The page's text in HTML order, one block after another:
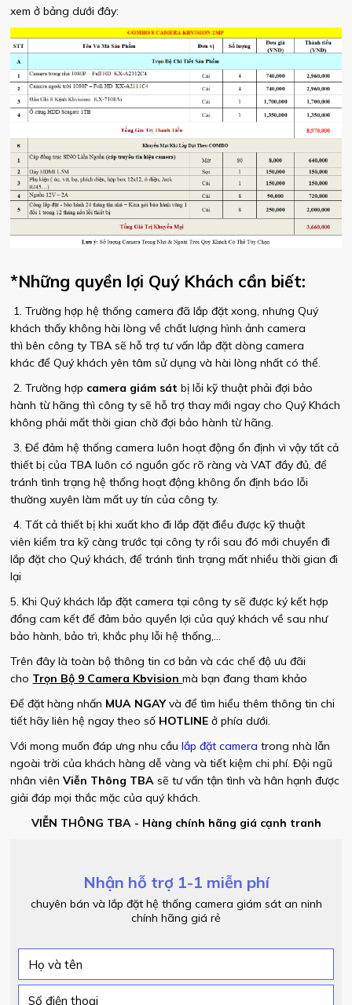
xem ở bảng dưới đây:
*Những quyền lợi Quý Khách cần biết:
1. Trường hợp hệ thống camera đã lắp đặt xong, nhưng Quý
khách thấy không hài lòng về chất lượng hình ảnh camera
thì bên công ty TBA sẽ hỗ trợ tư vấn lắp đặt dòng camera
khác để Quý khách yên tâm sử dụng và hài lòng nhất có thể.
2. Trường hợp camera giám sátbị lỗi kỹ thuật phải đợi bảo
hành từ hãng thì công ty sẽ hỗ trợ thay mới ngay cho Quý Khách
không phải mất thời gian chờ đợi bảo hành từ hãng.
3. Để đảm hệ thống camera luôn hoạt động ổn định vì vậy tất cả
thiết bị của TBA luôn có nguồn gốc rõ ràng và VAT đầy đủ, để
tránh tình trạng hệ thống hoạt động không ổn định báo lỗi
thường xuyên làm mất uy tín của công ty.
4. Tất cả thiết bị khi xuất kho đi lắp đặt điều được kỹ thuật
viên kiểm tra kỹ càng trước tại công ty rồi sau đó mới chuyển đi
lắp đặt cho Quý khách, để tránh tình trạng mất nhiều thời gian đi
lại
5. Khi Quý khách lắp đặt camera tại công ty sẽ được ký kết hợp
đồng cam kết để đảm bảo quyền lợi của quý khách về sau như
bảo hành, bảo trì, khắc phụ lỗi hệ thống,...
Trên đây là toàn bộ thông tin cơ bản và các chế độ ưu đãi
cho Trọn Bộ 9 Camera Kbvisionmà bạn đang tham khảo
Để đặt hàng nhấn MUA NGAYvà để tìm hiểu thêm thông tin chi
tiết hãy liên hệ ngay theo số HOTLINE ở phía dưới.
Với mong muốn đáp ưng nhu cầulắp đặt cameratrong nhà lẫn
ngoài trời của khách hàng dễ vàng và tiết kiệm chi phí. Đội ngũ
nhân viênViễn Thông TBA sẽ tư vấn tận tình và hân hạnh được
giải đáp mọi thắc mặc của quý khách.
VIỄN THÔNG TBA - Hàng chính hãng giá cạnh tranh
Nhận hỗ trợ 1-1 miễn phí
chuyên bán và lắp đặt hệ thống camera giám sát an ninh
chính hãng giá rẻ